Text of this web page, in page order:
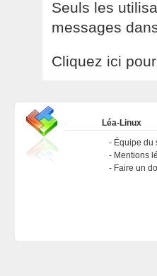
Seuls les
messages
Cliquez ici
Léa-Linux
Équipe du
Mentions
Faire un